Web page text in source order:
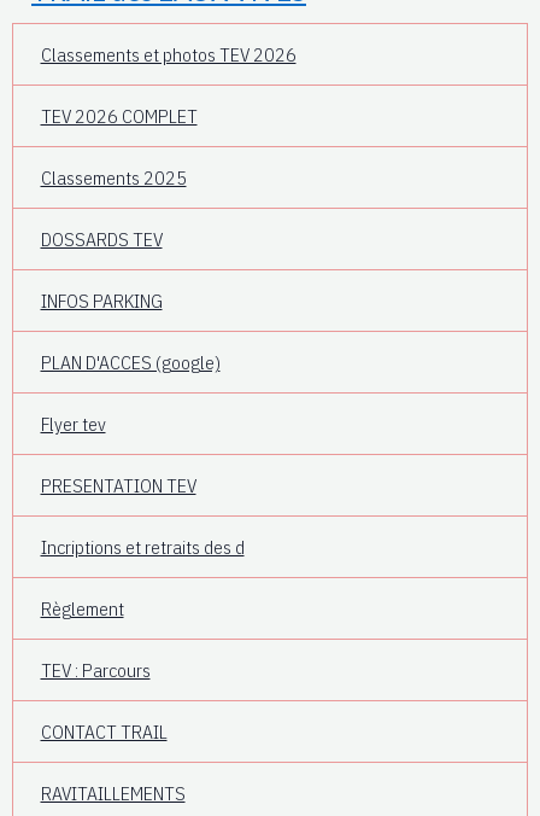
Classements et photos TEV 2026
TEV 2026 COMPLET
Classements 2025
DOSSARDS TEV
INFOS PARKING
PLAN D'ACCES (google)
Flyer tev
PRESENTATION TEV
Incriptions et retraits des d
Règlement
TEV : Parcours
CONTACT TRAIL
RAVITAILLEMENTS